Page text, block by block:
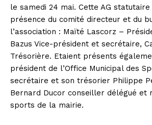
le samedi 24 mai. Cette AG statutaire
présence du comité directeur et du
l’association : Maïté Lascorz –
Bazus Vice-président et secrétaire,
Trésorière. Etaient présents
président de l’Office Municipal des
secrétaire et son trésorier Philippe
Bernard Ducor conseiller délégué et
sports de la mairie.